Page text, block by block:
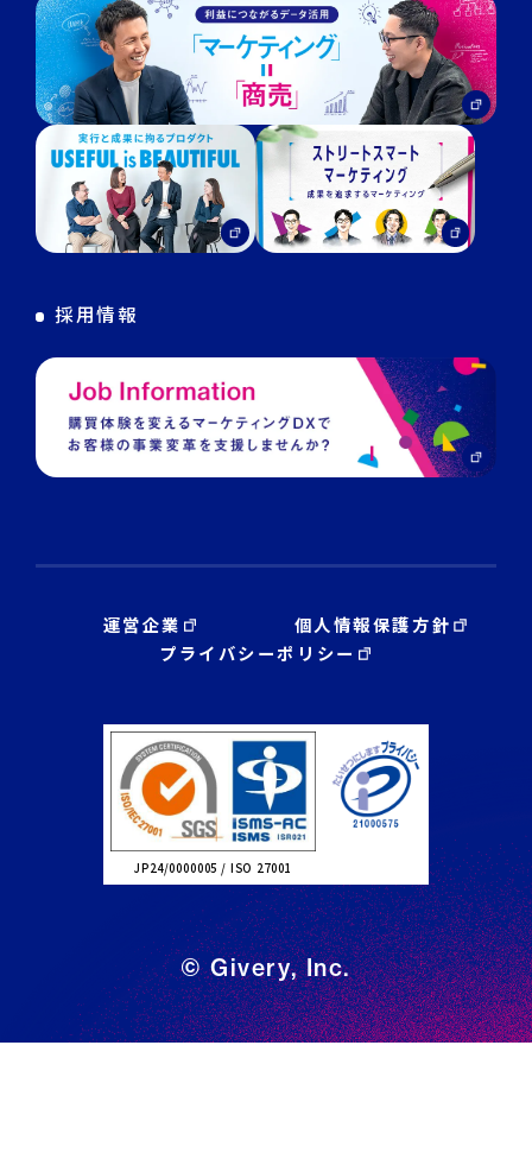
DECA for LINE
DECA for Instagram
マーケGAI
デジタル・DX人材育成 支援
採用情報
運営企業
個人情報保護方針
プライバシーポリシー
JP24/0000005 / ISO 27001
© Givery, Inc.